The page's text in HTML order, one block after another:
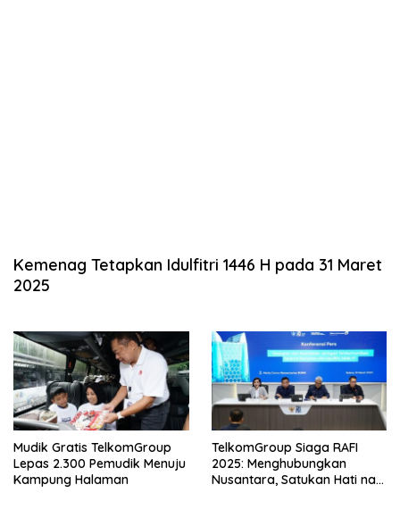
Kemenag Tetapkan Idulfitri 1446 H pada 31 Maret
2025
Mudik Gratis TelkomGroup
Lepas 2.300 Pemudik Menuju
Kampung Halaman
TelkomGroup Siaga RAFI
2025: Menghubungkan
Nusantara, Satukan Hati nan